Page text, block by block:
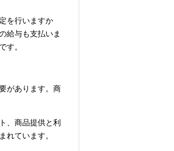
を行いますか
給与も支払いま
す。
があります。商
、商品提供と利
れています。